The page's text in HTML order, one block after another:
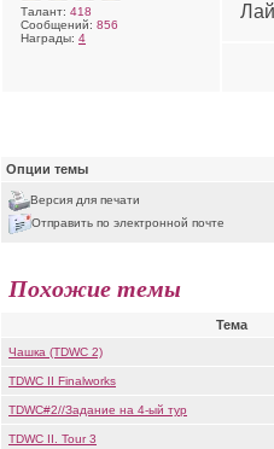
Талант: 418
Сообщений: 856
Награды: 4
Опции темы
Версия для печати
Отправить по электронной почте
Похожие темы
Тема
Чашка (TDWC 2)
TDWC II Finalworks
TDWC#2//Задание на 4-ый тур
TDWC II. Tour 3